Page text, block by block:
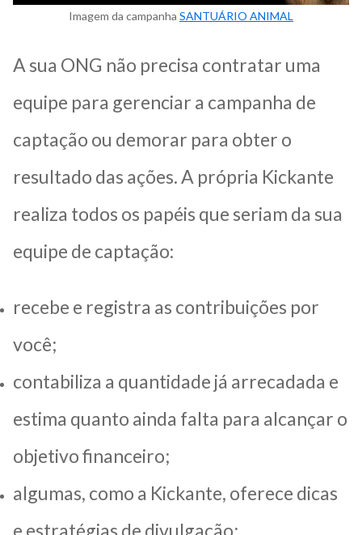
Imagem da campanha SANTUÁRIO ANIMAL
A sua ONG não precisa contratar uma
equipe para gerenciar a campanha de
captação ou demorar para obter o
resultado das ações. A própria Kickante
realiza todos os papéis que seriam da sua
equipe de captação:
recebe e registra as contribuições por
você;
contabiliza a quantidade já arrecadada e
estima quanto ainda falta para alcançar o
objetivo financeiro;
algumas, como a Kickante, oferece dicas
e estratégias de divulgação;